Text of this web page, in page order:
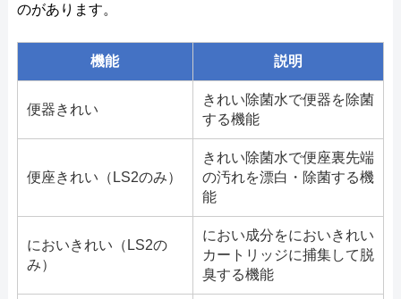
のがあります。
機能 説明
便器きれい
きれい除菌水で便器を除菌
する機能
便座きれい（LS2のみ）
きれい除菌水で便座裏先端
の汚れを漂白・除菌する機
能
においきれい（LS2の
み）
におい成分をにおいきれい
カートリッジに捕集して脱
臭する機能